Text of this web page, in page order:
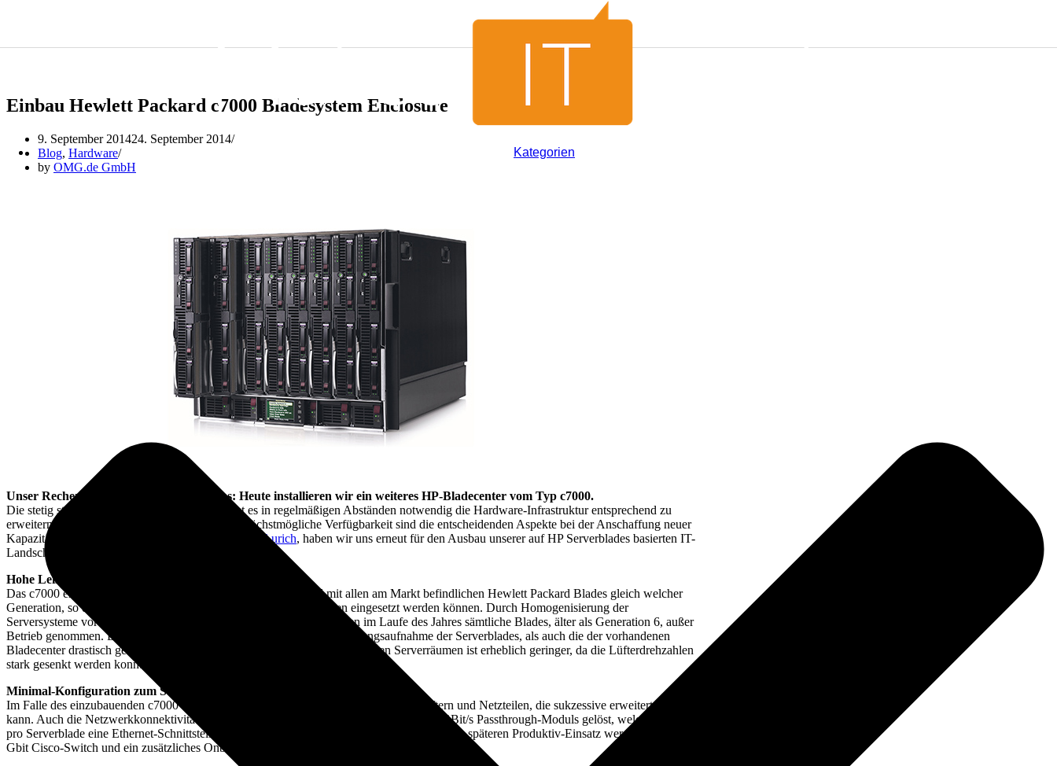
Kategorien
Einbau Hewlett Packard c7000 Bladesystem Enclosure
9. September 201424. September 2014
Blog, Hardware
by OMG.de GmbH
Unser Rechenzentrum bekommt Zuwachs: Heute installieren wir ein weiteres HP-Bladecenter vom Typ c7000.
Die stetig steigende Zahl
macht es in regelmäßigen Abständen notwendig die Hardware-Infrastruktur entsprechend zu
erweitern. Energieeffizienz, Verwaltbarkeit und höchstmögliche Verfügbarkeit sind die entscheidenden Aspekte bei der Anschaffung neuer
Kapazitäten. Im Falle des
OMG-Rechenzentrum in Aurich, haben wir uns erneut für den Ausbau unserer auf HP Serverblades basierten IT-
Landschaft entschieden
Hohe Leistung bei optimaler Effizienz
Das c7000 erlaubt eine hohe Leistungsdichte und ist kompatibel mit allen am Markt befindlichen Hewlett Packard Blades gleich welcher
Generation, so dass sowohl bestehende, als auch neue Komponenten eingesetzt werden können. Durch Homogenisierung der
Serversysteme vor dem Hintergrund optimaler Energieeffizienz wurden im Laufe des Jahres sämtliche Blades, älter als Generation 6, außer
Betrieb genommen. Die Stromersparnis ist immens, da sowohl die Leistungsaufnahme der Serverblades, als auch die der vorhandenen
Bladecenter drastisch gesunken ist. Netter Nebeneffekt: Die Lautstärke in den Serverräumen ist erheblich geringer, da die Lüfterdrehzahlen
stark gesenkt werden konnten!
Minimal-Konfiguration zum Start
Im Falle des einzubauenden c7000 starten wir mit einer Minimalkonfiguration von Lüftern und Netzteilen, die sukzessive erweitert werden
kann. Auch die Netzwerkkonnektivität wird auf einfache Art und Weise mittels eines 1 GBit/s Passthrough-Moduls gelöst, welches quasi
pro Serverblade eine Ethernet-Schnittstelle für den Anschluss an einen Switch bereitstellt. Im späteren Produktiv-Einsatz werden ein 10
Gbit Cisco-Switch und ein zusätzliches Onboard-Adminstrator-Modul eingesetzt werden.